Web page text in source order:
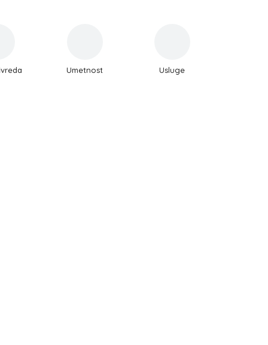
Umetnost Usluge